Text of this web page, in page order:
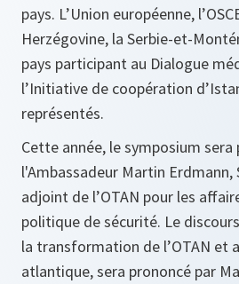
pays. L’Union européenne,
Herzégovine, la Serbie-et-
pays participant au Dialogue
l’Initiative de coopération
représentés.
Cette année, le symposium sera
l'Ambassadeur Martin Erdmann,
adjoint de l’OTAN pour les
politique de sécurité. Le
la transformation de l’OTAN et
atlantique, sera prononcé par